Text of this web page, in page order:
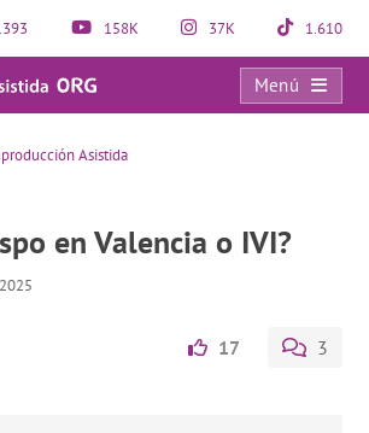
158K 37K 1.610
Menú
en Valencia o IVI?
Asistida
en Valencia o IVI?
17 3